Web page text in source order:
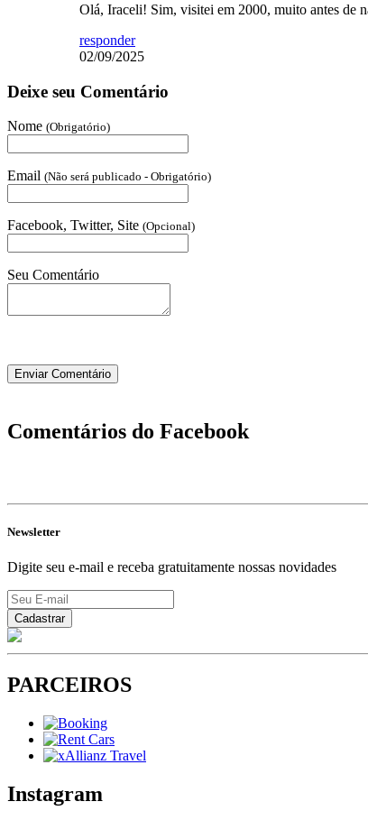
Olá, Iraceli! Sim, visitei em 2000, muito antes de
responder
02/09/2025
Deixe seu Comentário
Nome (Obrigatório)
Email (Não será publicado - Obrigatório)
Facebook, Twitter, Site (Opcional)
Seu Comentário
Comentários do Facebook
Newsletter
Digite seu e-mail e receba gratuitamente nossas novidades
PARCEIROS
Instagram